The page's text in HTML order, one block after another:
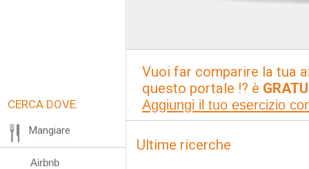
Vuoi far comparire la tua
questo portale !? è
Aggiungi il tuo esercizio
Ultime ricerche
CERCA DOVE:
Mangiare
Airbnb